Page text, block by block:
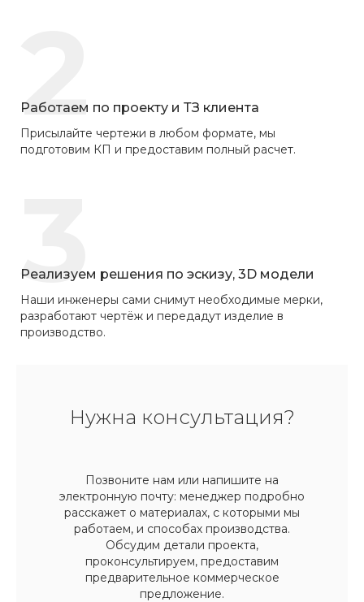
2
Работаем по проекту и ТЗ клиента
Присылайте чертежи в любом формате, мы
подготовим КП и предоставим полный расчет.
3
Реализуем решения по эскизу, 3D модели
Наши инженеры сами снимут необходимые мерки,
разработают чертёж и передадут изделие в
производство.
Нужна консультация?
Позвоните нам или напишите на
электронную почту: менеджер подробно
расскажет о материалах, с которыми мы
работаем, и способах производства.
Обсудим детали проекта,
проконсультируем, предоставим
предварительное коммерческое
предложение.